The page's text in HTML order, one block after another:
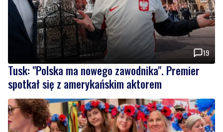
19
Tusk: "Polska ma nowego zawodnika". Premier
spotkał się z amerykańskim aktorem